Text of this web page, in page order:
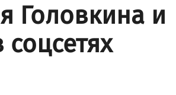
Головкина и